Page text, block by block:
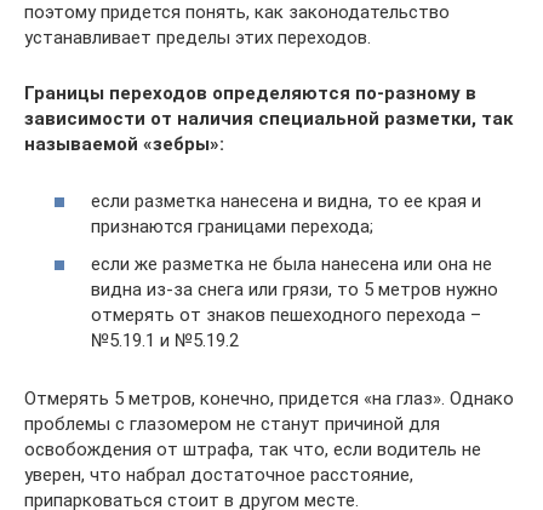
поэтому придется понять, как законодательство
устанавливает пределы этих переходов.
Границы переходов определяются по-разному в
зависимости от наличия специальной разметки, так
называемой «зебры»:
если разметка нанесена и видна, то ее края и
признаются границами перехода;
если же разметка не была нанесена или она не
видна из-за снега или грязи, то 5 метров нужно
отмерять от знаков пешеходного перехода –
№5.19.1 и №5.19.2
Отмерять 5 метров, конечно, придется «на глаз». Однако
проблемы с глазомером не станут причиной для
освобождения от штрафа, так что, если водитель не
уверен, что набрал достаточное расстояние,
припарковаться стоит в другом месте.